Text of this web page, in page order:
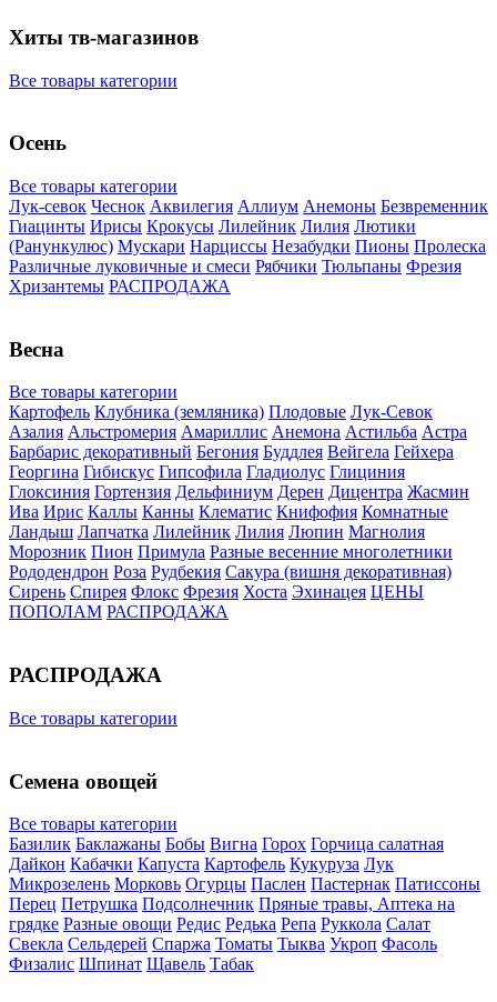
Хиты тв-магазинов
Все товары категории
Осень
Все товары категории
Лук-севок Чеснок Аквилегия Аллиум Анемоны Безвременник
Гиацинты Ирисы Крокусы Лилейник Лилия Лютики
(Ранункулюс) Мускари Нарцисcы Незабудки Пионы Пролеска
Различные луковичные и смеси Рябчики Тюльпаны Фрезия
Хризантемы РАСПРОДАЖА
Весна
Все товары категории
Картофель Клубника (земляника) Плодовые Лук-Севок
Азалия Альстромерия Амариллис Анемона Астильба Астра
Барбарис декоративный Бегония Буддлея Вейгела Гейхера
Георгина Гибискус Гипсофила Гладиолус Глициния
Глоксиния Гортензия Дельфиниум Дерен Дицентра Жасмин
Ива Ирис Каллы Канны Клематис Книфофия Комнатные
Ландыш Лапчатка Лилейник Лилия Люпин Магнолия
Морозник Пион Примула Разные весенние многолетники
Рододендрон Роза Рудбекия Сакура (вишня декоративная)
Сирень Спирея Флокс Фрезия Хоста Эхинацея ЦЕНЫ
ПОПОЛАМ РАСПРОДАЖА
РАСПРОДАЖА
Все товары категории
Семена овощей
Все товары категории
Базилик Баклажаны Бобы Вигна Горох Горчица салатная
Дайкон Кабачки Капуста Картофель Кукуруза Лук
Микрозелень Морковь Огурцы Паслен Пастернак Патиссоны
Перец Петрушка Подсолнечник Пряные травы, Аптека на
грядке Разные овощи Редис Редька Репа Руккола Салат
Свекла Сельдерей Спаржа Томаты Тыква Укроп Фасоль
Физалис Шпинат Щавель Табак